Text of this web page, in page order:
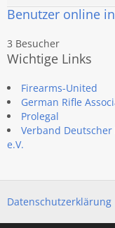
Benutzer online
3 Besucher
Wichtige Links
Firearms-United
German Rifle
Prolegal
Verband
e.V.
Datenschutzerklärung